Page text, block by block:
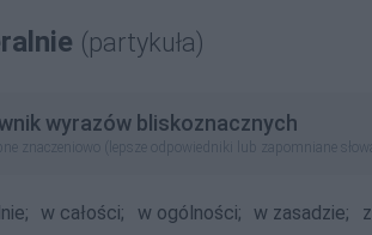
(partykuła)
wyrazów bliskoznacznych
znaczeniowo (lepsze odpowiedniki lub zapomniane
w całości; w ogólności; w zasadzie;